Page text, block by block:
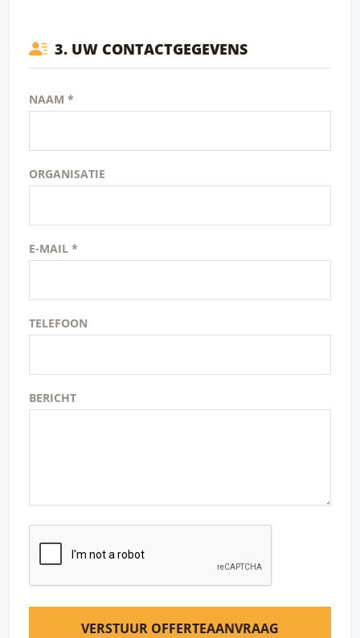
3. UW CONTACTGEGEVENS
NAAM *
ORGANISATIE
E-MAIL *
TELEFOON
BERICHT
VERSTUUR OFFERTEAANVRAAG